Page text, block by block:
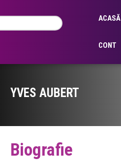
ACASĂ
CONT
YVES AUBERT
Biografie